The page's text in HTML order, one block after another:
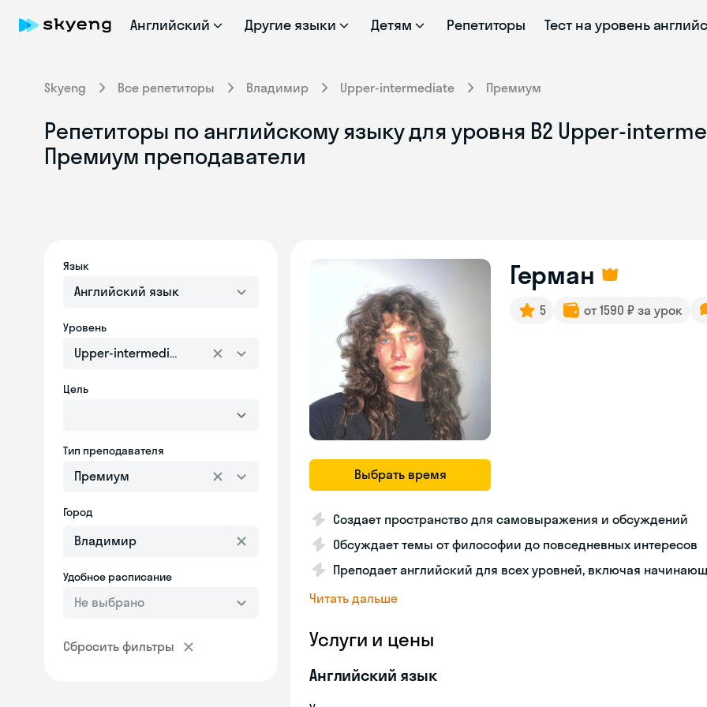
Английский Другие языки Детям Репетиторы Тест на уровень
Skyeng Все репетиторы Владимир Upper-intermediate Премиум
Репетиторы по английскому языку для уровня B2 Upper-
Премиум преподаватели
Язык
Английский язык
Уровень
Upper-intermediate
Цель
Тип преподавателя
Премиум
Город
Удобное расписание
Не выбрано
Сбросить фильтры
Выбрать время
Герман
5 от 1590 ₽ за урок
Создает пространство для самовыражения и обсуждений
Обсуждает темы от философии до повседневных интересов
Преподает английский для всех уровней, включая
Читать дальше
Услуги и цены
Английский язык